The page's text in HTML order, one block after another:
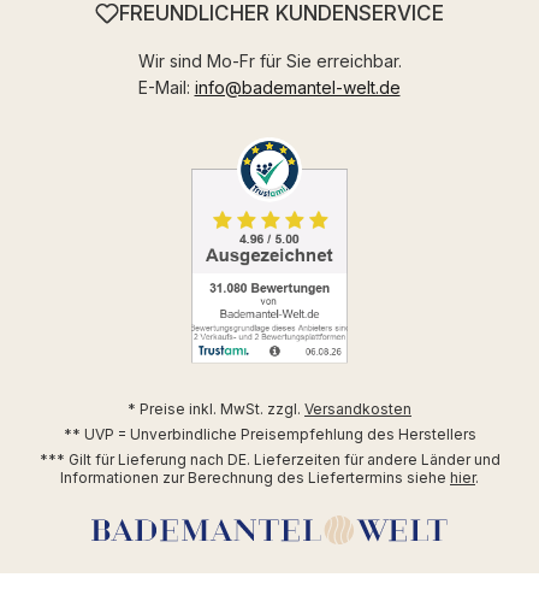
FREUNDLICHER KUNDENSERVICE
Wir sind Mo-Fr für Sie erreichbar.
E-Mail: info@bademantel-welt.de
* Preise inkl. MwSt. zzgl. Versandkosten
** UVP = Unverbindliche Preisempfehlung des Herstellers
*** Gilt für Lieferung nach DE. Lieferzeiten für andere Länder und
Informationen zur Berechnung des Liefertermins siehe hier.